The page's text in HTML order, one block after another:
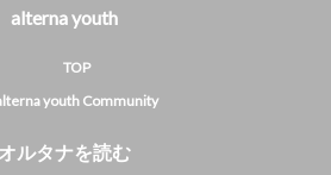
alterna youth
TOP
youth Community
オルタナを読む